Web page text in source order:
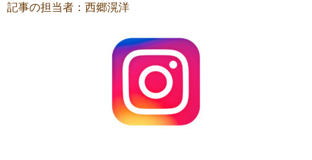
記事の担当者： 西郷滉洋